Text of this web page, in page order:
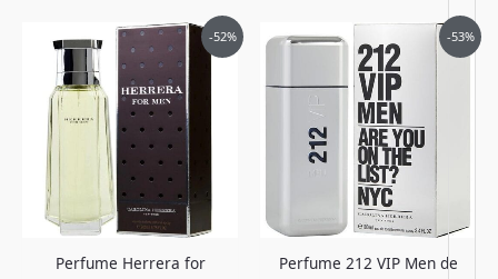
-52%
Perfume Herrera for
El
precio
original
era:
$945,000.
El
precio
actual
-53%
Perfume 212 VIP Men de
precio
original
era:
$832,000.
El
precio